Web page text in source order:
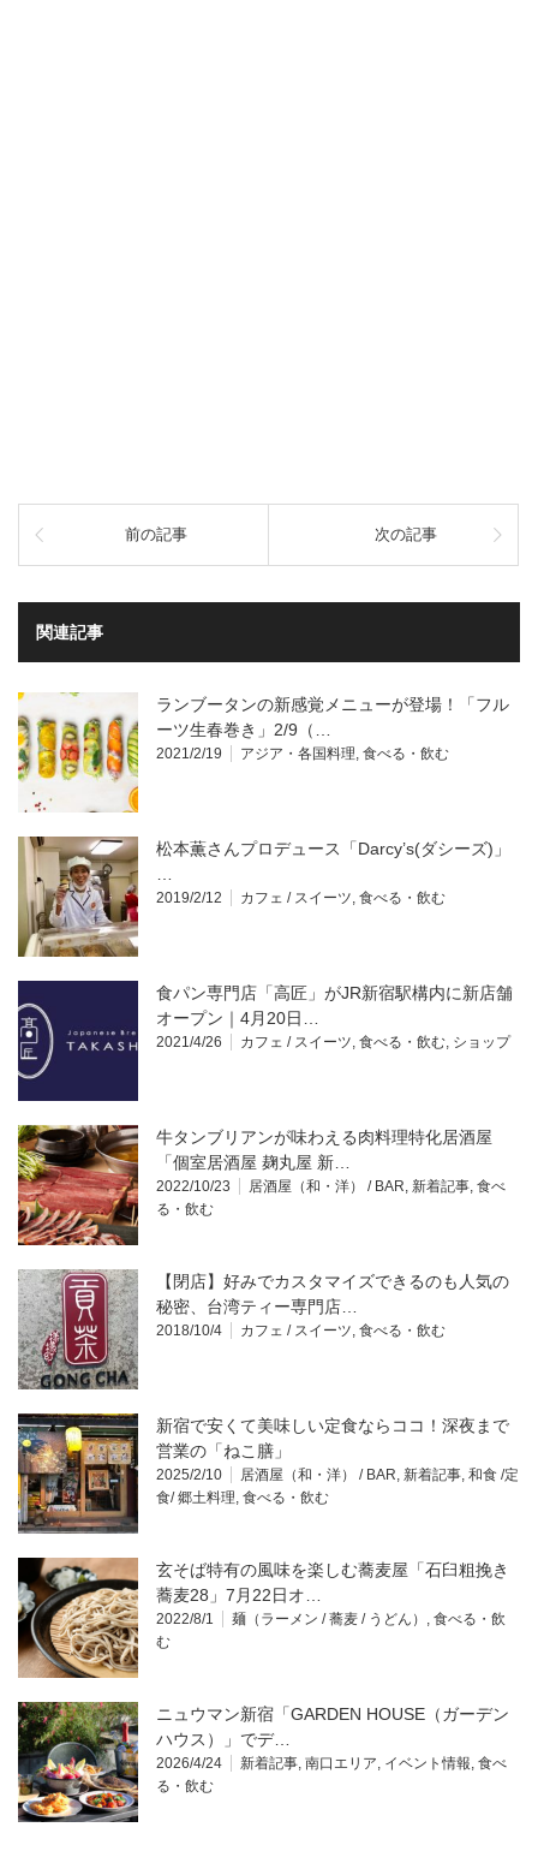
前の記事 次の記事
関連記事
ランブータンの新感覚メニューが登場！「フル
ーツ生春巻き」2/9（…
2021/2/19 アジア・各国料理, 食べる・飲む
松本薫さんプロデュース「Darcy’s(ダシーズ)」
…
2019/2/12 カフェ / スイーツ, 食べる・飲む
食パン専門店「高匠」がJR新宿駅構内に新店舗
オープン｜4月20日…
2021/4/26 カフェ / スイーツ, 食べる・飲む, ショップ
牛タンブリアンが味わえる肉料理特化居酒屋
「個室居酒屋 麹丸屋 新…
2022/10/23 居酒屋（和・洋） / BAR, 新着記事, 食べ
る・飲む
【閉店】好みでカスタマイズできるのも人気の
秘密、台湾ティー専門店…
2018/10/4 カフェ / スイーツ, 食べる・飲む
新宿で安くて美味しい定食ならココ！深夜まで
営業の「ねこ膳」
2025/2/10 居酒屋（和・洋） / BAR, 新着記事, 和食 /定
食/ 郷土料理, 食べる・飲む
玄そば特有の風味を楽しむ蕎麦屋「石臼粗挽き
蕎麦28」7月22日オ…
2022/8/1 麺（ラーメン / 蕎麦 / うどん） , 食べる・飲
む
ニュウマン新宿「GARDEN HOUSE（ガーデン
ハウス）」でデ…
2026/4/24 新着記事, 南口エリア, イベント情報, 食べ
る・飲む